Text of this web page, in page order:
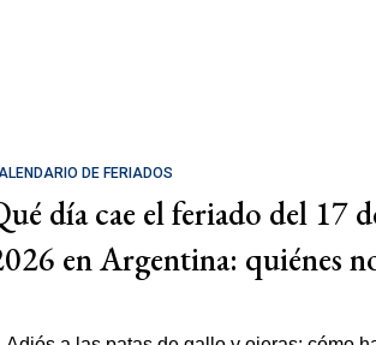
DE FERIADOS
día cae el feriado del 17
en Argentina: quiénes